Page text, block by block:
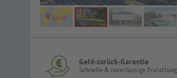
Geld-zurück-Garantie
Schnelle & zuverlässige Erstattung